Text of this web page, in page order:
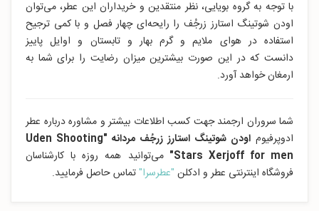
با توجه به گروه بویایی، نظر منتقدین و خریداران این عطر، می‌توان
اودن شوتینگ استارز زرجُف را رایحه‌ای چهار فصل و با کمی ترجیح
استفاده در هوای ملایم و گرم بهار و تابستان و اوایل پاییز
دانست که در این صورت بیشترین میزان رضایت را برای شما به
ارمغان خواهد آورد.
شما سروران ارجمند جهت کسب اطلاعات بیشتر و مشاوره درباره عطر
ادوپرفیوم
اودن شوتینگ استارز زرجُف مردانه "Uden Shooting
Stars Xerjoff for men"
می‌توانید همه روزه با کارشناسان
فروشگاه اینترنتی عطر و ادکلن "عطرسرا"تماس حاصل فرمایید.